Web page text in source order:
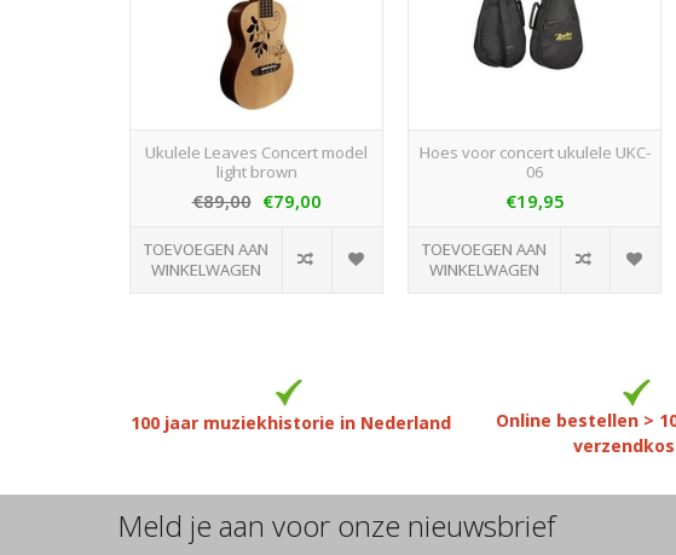
Ukulele Leaves Concert model
light brown
€89,00 €79,00
TOEVOEGEN AAN
WINKELWAGEN
Hoes voor concert ukulele UKC-
06
€19,95
TOEVOEGEN AAN
WINKELWAGEN
100 jaar muziekhistorie in Nederland
Online bestellen >
Meld je aan voor onze nieuwsbrief